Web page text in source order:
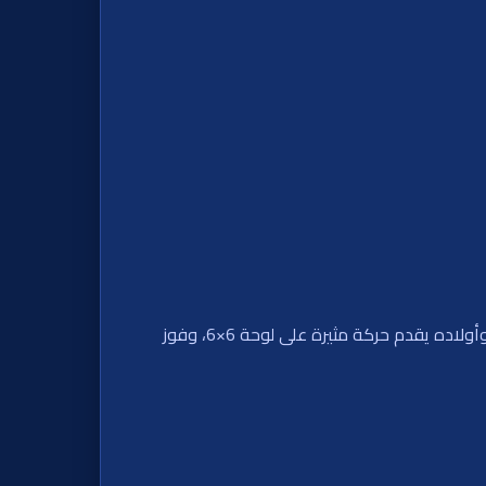
ادخل مختبر سري من الفوضى المتدفقة، حيث تتصادم المضاعفات، الإبر، والعملات اللزجة. عرض “تايجر أوف كاوس” من بيتر وأولاده يقدم حركة مثيرة على لوحة 6×6، وفوز